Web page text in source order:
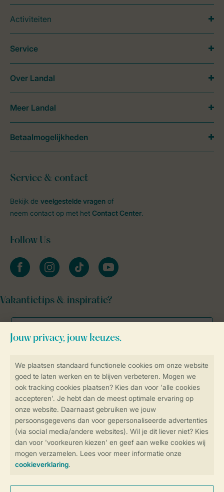
Controle over jouw gegevens &
Veilig en snel online boeken
Veilige gegevensoverdracht
Veilige betaling
Activiteiten
Service & contact
Bekijk de veelgestelde vragen of
neem contact op met het Contact Center.
Follow Us
facebookinstagramtiktok youtube
Vakantietips & inspiratie?
Service
Over Landal
Meer Landal
Betaalmogelijkheden